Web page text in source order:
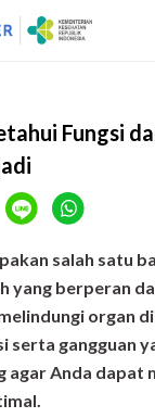
Fungsi
salah satu
yang berperan
organ
serta gangguan
agar Anda dapat